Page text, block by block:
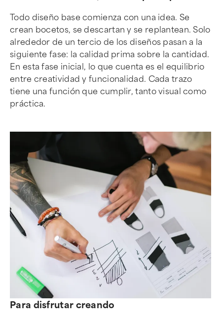
Todo diseño base comienza con una idea. Se
crean bocetos, se descartan y se replantean. Solo
alrededor de un tercio de los diseños pasan a la
siguiente fase: la calidad prima sobre la cantidad.
En esta fase inicial, lo que cuenta es el equilibrio
entre creatividad y funcionalidad. Cada trazo
tiene una función que cumplir, tanto visual como
práctica.
Para disfrutar creando